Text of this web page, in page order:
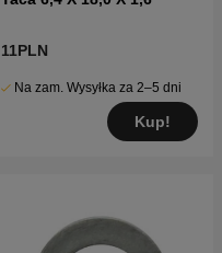
11PLN
Na zam. Wysyłka za 2–5 dni
Kup!